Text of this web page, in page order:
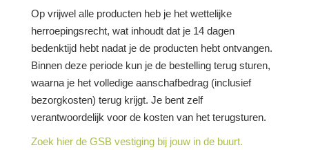
Op vrijwel alle producten heb je het wettelijke
herroepingsrecht, wat inhoudt dat je 14 dagen
bedenktijd hebt nadat je de producten hebt ontvangen.
Binnen deze periode kun je de bestelling terug sturen,
waarna je het volledige aanschafbedrag (inclusief
bezorgkosten) terug krijgt. Je bent zelf
verantwoordelijk voor de kosten van het terugsturen.
Zoek hier de GSB vestiging bij jouw in de buurt.